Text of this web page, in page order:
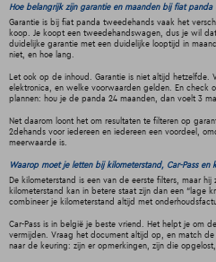
Hoe belangrijk zijn garantie en maanden bij fiat panda
Garantie is bij fiat panda tweedehands vaak het
koop. Je koopt een tweedehandswagen, dus je wil
duidelijke garantie met een duidelijke looptijd in
niet, en hoe lang.
Let ook op de inhoud. Garantie is niet altijd hetzelfde.
elektronica, en welke voorwaarden gelden. En check
plannen: hou je de panda 24 maanden, dan voelt 3
Net daarom loont het om resultaten te filteren op
2dehands voor iedereen en iedereen een voordeel,
meerwaarde is.
Waarop moet je letten bij kilometerstand, Car-Pass en
De kilometerstand is een van de eerste filters, maar
kilometerstand kan in betere staat zijn dan een “lage
combineer je kilometerstand altijd met
Car-Pass is in belgië je beste vriend. Het helpt je om
vermijden. Vraag het document altijd op, en match
naar de keuring: zijn er opmerkingen, zijn die